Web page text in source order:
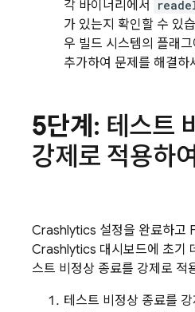
각 바이너리에서
가 있는지 확인할 수 있
우 빌드 시스템의 플래그
추가하여 문제를 해결하
5단계 : 테스트
강제로 적용하
Crashlytics 설정을 완료하고
Crashlytics 대시보드에 초기
스트 비정상 종료를 강제로 적
테스트 비정상 종료를